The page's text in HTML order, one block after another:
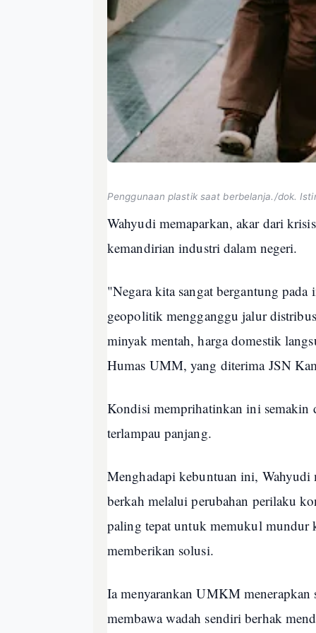
Penggunaan plastik saat berbelanja./dok.
Wahyudi memaparkan, akar dari
kemandirian industri dalam negeri.
"Negara kita sangat bergantung
geopolitik mengganggu jalur
minyak mentah, harga domestik
Humas UMM, yang diterima JSN
Kondisi memprihatinkan ini semakin
terlampau panjang.
Menghadapi kebuntuan ini,
berkah melalui perubahan perilaku
paling tepat untuk memukul mundur
memberikan solusi.
Ia menyarankan UMKM menerapkan
membawa wadah sendiri berhak